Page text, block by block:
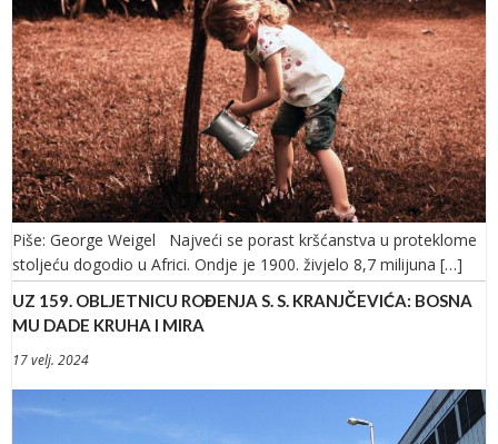
Piše: George Weigel Najveći se porast kršćanstva u proteklome
stoljeću dogodio u Africi. Ondje je 1900. živjelo 8,7 milijuna […]
UZ 159. OBLJETNICU ROĐENJA S. S. KRANJČEVIĆA: BOSNA
MU DADE KRUHA I MIRA
17 velj. 2024